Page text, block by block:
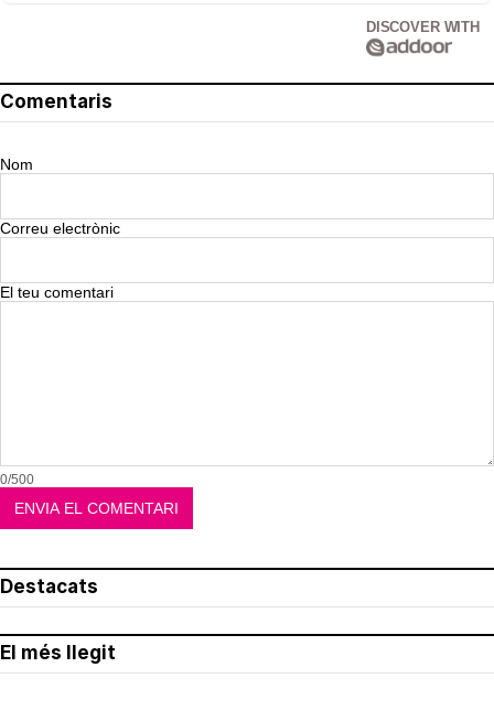
DISCOVER WITH
Comentaris
Nom
Correu electrònic
El teu comentari
0/500
Destacats
El més llegit